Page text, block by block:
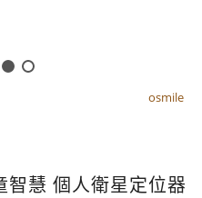
osmile
智慧 個人衛星定位器